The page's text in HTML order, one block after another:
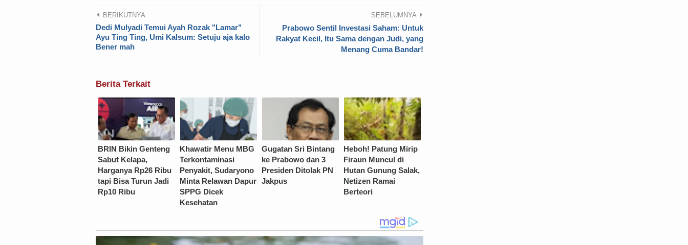
BERIKUTNYA
Dedi Mulyadi Temui Ayah Rozak "Lamar"
Ayu Ting Ting, Umi Kalsum: Setuju aja kalo
Bener mah
SEBELUMNYA
Prabowo Sentil Investasi Saham: Untuk
Rakyat Kecil, Itu Sama dengan Judi, yang
Menang Cuma Bandar!
Berita Terkait
BRIN Bikin Genteng
Sabut Kelapa,
Harganya Rp26 Ribu
tapi Bisa Turun Jadi
Rp10 Ribu
Khawatir Menu MBG
Terkontaminasi
Penyakit, Sudaryono
Minta Relawan Dapur
SPPG Dicek
Kesehatan
Gugatan Sri Bintang
ke Prabowo dan 3
Presiden Ditolak PN
Jakpus
Heboh! Patung Mirip
Firaun Muncul di
Hutan Gunung Salak,
Netizen Ramai
Berteori